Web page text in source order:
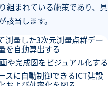
組まれている施策であり、具
当します。
測量した3次元測量点群デー
を自動算出する
や完成図をビジュアル化する
スに自動制御できるICT建設